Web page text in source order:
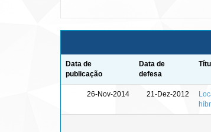
Data de
publicação
Data de
defesa
26-Nov-2014 21-Dez-2012